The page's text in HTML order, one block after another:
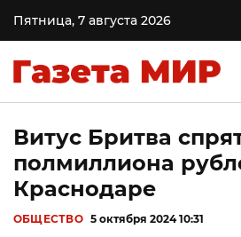
Пятница, 7 августа 2026
Витус Бритва
полмиллиона
Краснодаре
ОБЩЕСТВО 5 октября 2024 10:31